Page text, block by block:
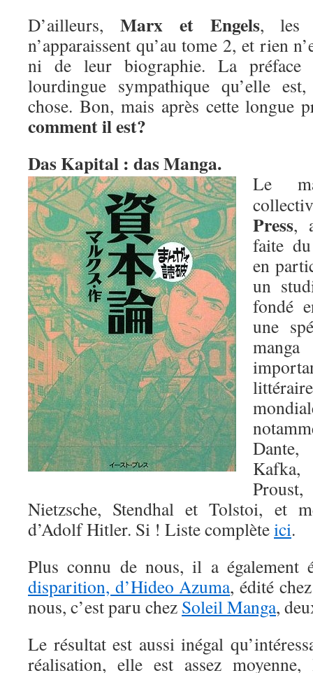
D’ailleurs, Marx et Engels, les
n’apparaissent qu’au tome 2, et rien
ni de leur biographie. La préface
lourdingue sympathique qu’elle
chose. Bon, mais après cette longue
comment il est?
Das Kapital : das Manga.
Le
Press,
faite
en
un
fondé
une
Dante,
Nietzsche, Stendhal et Tolstoi, et
d’Adolf Hitler. Si ! Liste complèteici.
Plus connu de nous, il a
disparition, d’Hideo Azuma, édité
nous, c’est paru chez Soleil Manga,
Le résultat est aussi inégal
réalisation, elle est assez